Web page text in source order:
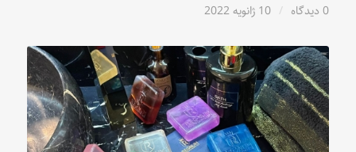
0 دیدگاه / 10 ژانویه 2022